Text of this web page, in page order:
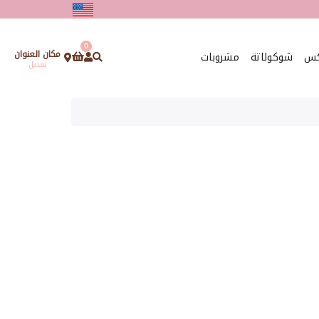
0 مكان العنوان
تعديل شوكولاتة مشروبات